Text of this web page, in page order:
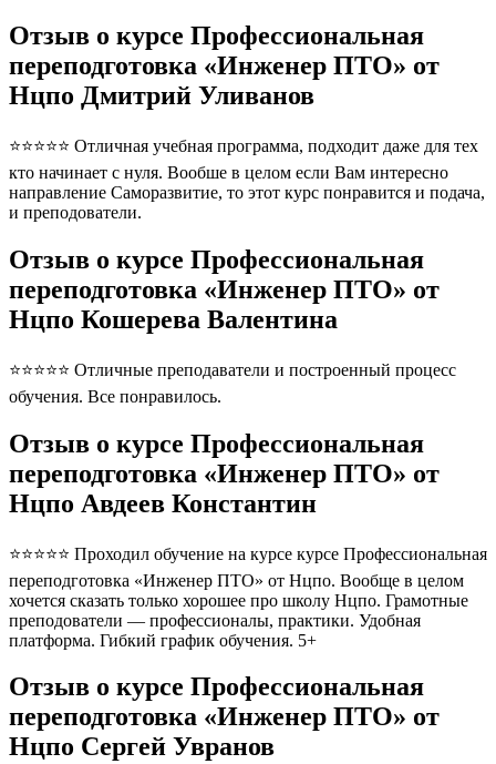
Отзыв о курсе Профессиональная
переподготовка «Инженер ПТО» от
Нцпо Дмитрий Уливанов
⭐⭐⭐⭐⭐ Отличная учебная программа, подходит даже для тех
кто начинает с нуля. Вообше в целом если Вам интересно
направление Саморазвитие, то этот курс понравится и подача,
и преподователи.
Отзыв о курсе Профессиональная
переподготовка «Инженер ПТО» от
Нцпо Кошерева Валентина
⭐⭐⭐⭐⭐ Отличные преподаватели и построенный процесс
обучения. Все понравилось.
Отзыв о курсе Профессиональная
переподготовка «Инженер ПТО» от
Нцпо Авдеев Константин
⭐⭐⭐⭐⭐ Проходил обучение на курсе курсе Профессиональная
переподготовка «Инженер ПТО» от Нцпо. Вообще в целом
хочется сказать только хорошее про школу Нцпо. Грамотные
преподователи — профессионалы, практики. Удобная
платформа. Гибкий график обучения. 5+
Отзыв о курсе Профессиональная
переподготовка «Инженер ПТО» от
Нцпо Сергей Увранов